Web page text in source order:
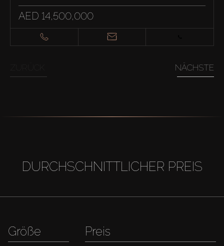
AED 14,500,000
NÄCHSTE
DURCHSCHNITTLICHER PREIS
Größe Preis